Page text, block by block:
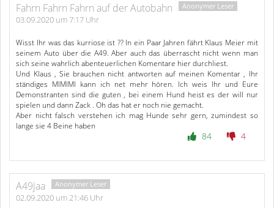
Fahrn Fahrn Fahrn auf der Autobahn
03.09.2020 um 7:17 Uhr
Wisst Ihr was das kurriose ist ?? In ein Paar Jahren fährt Klaus Meier mit
seinem Auto über die A49. Aber auch das überrascht nicht wenn man
sich seine wahrlich abenteuerlichen Komentare hier durchliest.
Und Klaus , Sie brauchen nicht antworten auf meinen Komentar , Ihr
ständiges MIMIMI kann ich net mehr hören. Ich weis Ihr und Eure
Demonstranten sind die guten , bei einem Hund heist es der will nur
spielen und dann Zack . Oh das hat er noch nie gemacht.
Aber nicht falsch verstehen ich mag Hunde sehr gern, zumindest so
lange sie 4 Beine haben
84 4
A49jaa
02.09.2020 um 21:46 Uhr